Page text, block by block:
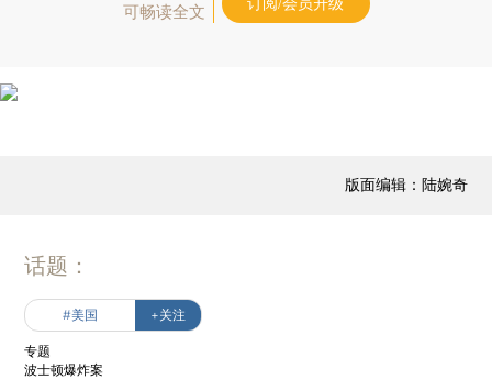
可畅读全文 订阅/会员升级
版面编辑：陆婉奇
话题：
#美国 +关注
专题
波士顿爆炸案